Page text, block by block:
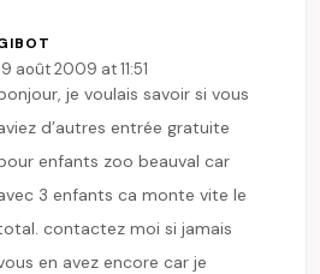
août 2009 at 11:51
je voulais savoir si vous
d’autres entrée gratuite
enfants zoo beauval car
3 enfants ca monte vite le
contactez moi si jamais
en avez encore car je